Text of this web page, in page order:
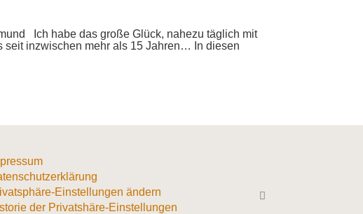
Ich habe das große Glück, nahezu täglich mit
seit inzwischen mehr als 15 Jahren… In diesen
Einstellungen ändern
der Privatshäre-Einstellungen